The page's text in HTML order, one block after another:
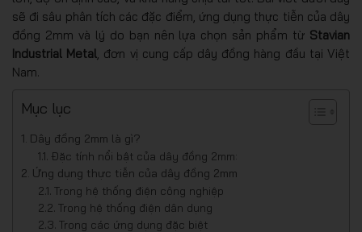
sẽ đi sâu phân tích các đặc điểm, ứng dụng thực tiễn của dây
đồng 2mm và lý do bạn nên lựa chọn sản phẩm từ Stavian
Industrial Metal, đơn vị cung cấp dây đồng hàng đầu tại Việt
Nam.
Mục lục
Dây đồng 2mm là gì?
Đặc tính nổi bật của dây đồng 2mm:
Ứng dụng thực tiễn của dây đồng 2mm
Trong hệ thống điện công nghiệp
Trong hệ thống điện dân dụng
Trong các ứng dụng đặc biệt